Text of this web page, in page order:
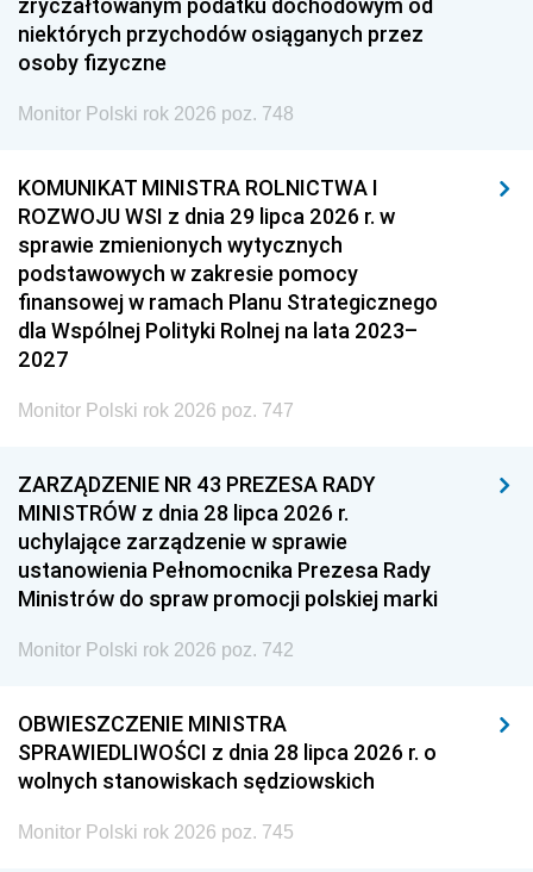
niektórych przychodów osiąganych przez
osoby fizyczne
Monitor Polski rok 2026 poz. 748
KOMUNIKAT MINISTRA ROLNICTWA I
ROZWOJU WSI z dnia 29 lipca 2026 r. w
sprawie zmienionych wytycznych
podstawowych w zakresie pomocy
finansowej w ramach Planu Strategicznego
dla Wspólnej Polityki Rolnej na lata 2023–
2027
Monitor Polski rok 2026 poz. 747
ZARZĄDZENIE NR 43 PREZESA RADY
MINISTRÓW z dnia 28 lipca 2026 r.
uchylające zarządzenie w sprawie
ustanowienia Pełnomocnika Prezesa Rady
Ministrów do spraw promocji polskiej marki
Monitor Polski rok 2026 poz. 742
OBWIESZCZENIE MINISTRA
SPRAWIEDLIWOŚCI z dnia 28 lipca 2026 r. o
wolnych stanowiskach sędziowskich
Monitor Polski rok 2026 poz. 745